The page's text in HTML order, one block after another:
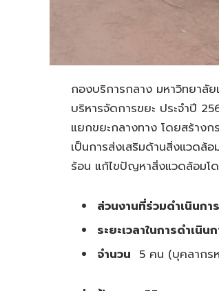
กองบริการกลาง มหาวิทยาลั
บริหารจัดการขยะ ประจำปี
แยกขยะกลางทาง โดยสร้างก
เป็นการส่งเสริมด้านสิ่งแวดล้
ร้อน แก้ไขปัญหาสิ่งแวดล้อมโ
ส่วนงานที่ร่วมดำเนินการ
ระยะเวลาในการดำเนิน
จำนวน 5 คน (บุคลากร